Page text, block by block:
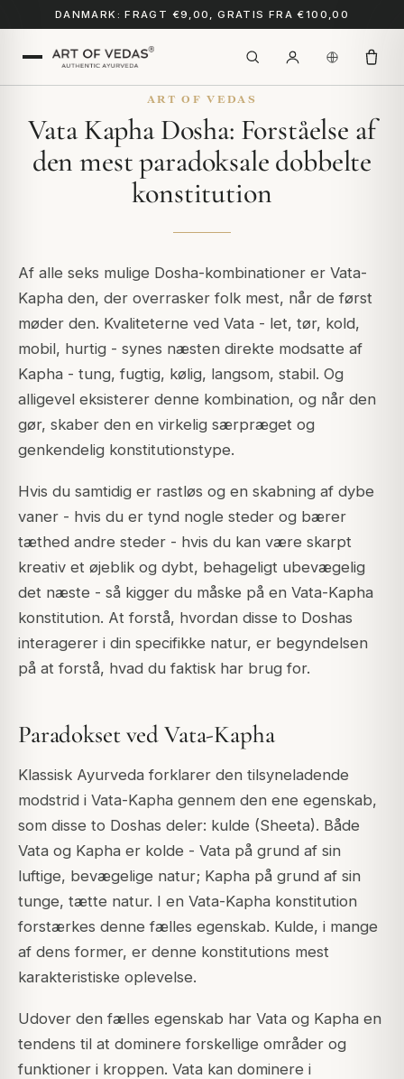
DANMARK: FRAGT €9,00, GRATIS FRA €100,00
ART OF VEDAS
Vata Kapha Dosha: Forståelse af
den mest paradoksale dobbelte
konstitution
Af alle seks mulige Dosha-kombinationer er Vata-
Kapha den, der overrasker folk mest, når de først
møder den. Kvaliteterne ved Vata - let, tør, kold,
mobil, hurtig - synes næsten direkte modsatte af
Kapha - tung, fugtig, kølig, langsom, stabil. Og
alligevel eksisterer denne kombination, og når den
gør, skaber den en virkelig særpræget og
genkendelig konstitutionstype.
Hvis du samtidig er rastløs og en skabning af dybe
vaner - hvis du er tynd nogle steder og bærer
tæthed andre steder - hvis du kan være skarpt
kreativ et øjeblik og dybt, behageligt ubevægelig
det næste - så kigger du måske på en Vata-Kapha
konstitution. At forstå, hvordan disse to Doshas
interagerer i din specifikke natur, er begyndelsen
på at forstå, hvad du faktisk har brug for.
Paradokset ved Vata-Kapha
Klassisk Ayurveda forklarer den tilsyneladende
modstrid i Vata-Kapha gennem den ene egenskab,
som disse to Doshas deler: kulde (Sheeta). Både
Vata og Kapha er kolde - Vata på grund af sin
luftige, bevægelige natur; Kapha på grund af sin
tunge, tætte natur. I en Vata-Kapha konstitution
forstærkes denne fælles egenskab. Kulde, i mange
af dens former, er denne konstitutions mest
karakteristiske oplevelse.
Udover den fælles egenskab har Vata og Kapha en
tendens til at dominere forskellige områder og
funktioner i kroppen. Vata kan dominere i